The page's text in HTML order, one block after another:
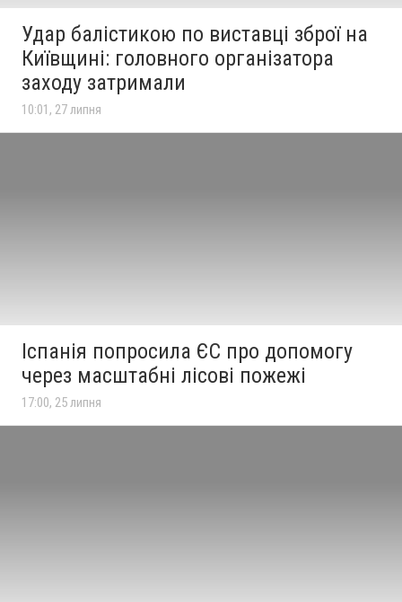
Удар балістикою по виставці зброї на
Київщині: головного організатора
заходу затримали
10:01, 27 липня
Іспанія попросила ЄС про допомогу
через масштабні лісові пожежі
17:00, 25 липня